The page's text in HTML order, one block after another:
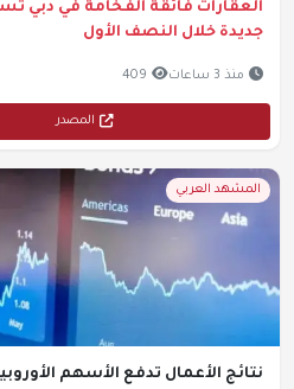
العقارات فائقة الفخامة في دبي
جديدة خلال النصف الأول
منذ 3 ساعات 409
المصدر
المشهد العربي
نتائج الأعمال تدفع الأسهم